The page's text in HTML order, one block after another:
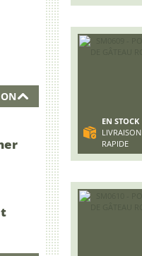
EN STOCK
LIVRAISON
RAPIDE